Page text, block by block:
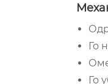
Го
Го